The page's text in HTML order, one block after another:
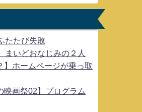
たたび失敗
まいどおなじみの２人
】ホームページが乗っ取
画祭02】プログラム